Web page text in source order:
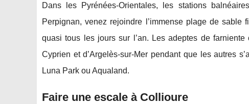
Dans les Pyrénées-Orientales, les stations
Perpignan, venez rejoindre l’immense plage de
quasi tous les jours sur l’an. Les adeptes de
Cyprien et d’Argelès-sur-Mer pendant que les autres
Luna Park ou Aqualand.
Faire une escale à Collioure